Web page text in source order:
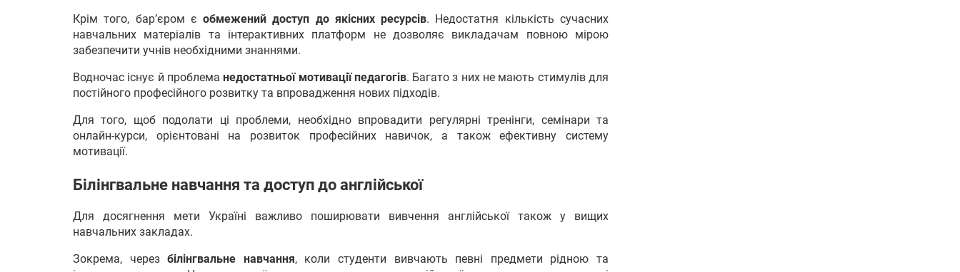
Крім того, бар’єром єобмежений доступ до якісних ресурсів. Недостатня кількість сучасних
навчальних матеріалів та інтерактивних платформ не дозволяє викладачам повною мірою
забезпечити учнів необхідними знаннями.
Водночас існує й проблеманедостатньої мотивації педагогів. Багато з них не мають стимулів для
постійного професійного розвитку та впровадження нових підходів.
Для того, щоб подолати ці проблеми, необхідно впровадити регулярні тренінги, семінари та
онлайн-курси, орієнтовані на розвиток професійних навичок, а також ефективну систему
мотивації.
Білінгвальне навчання та доступ до англійської
Для досягнення мети Україні важливо поширювати вивчення англійської також у вищих
навчальних закладах.
Зокрема, черезбілінгвальне навчання, коли студенти вивчають певні предмети рідною та